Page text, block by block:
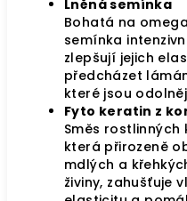
Lněná semínka
Bohatá na
semínka
zlepšují jejich
předcházet
které jsou
Fyto keratin z
Směs rostlinných
která přirozeně
mdlých a
živiny, zahušťuje